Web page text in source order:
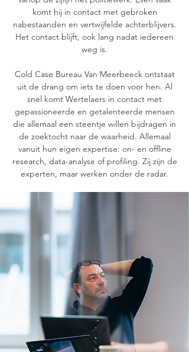
komt hij in contact met gebroken
nabestaanden en vertwijfelde achterblijvers.
Het contact blijft, ook lang nadat iedereen
weg is.
Cold Case Bureau Van Meerbeeck ontstaat
uit de drang om iets te doen voor hen. Al
snel komt Wertelaers in contact met
gepassioneerde en getalenteerde mensen
die allemaal een steentje willen bijdragen in
de zoektocht naar de waarheid. Allemaal
vanuit hun eigen expertise: on- en offline
research, data-analyse of profiling. Zij zijn de
experten, maar werken onder de radar.